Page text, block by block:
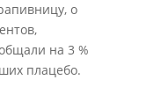
о
на 3 %
плацебо.